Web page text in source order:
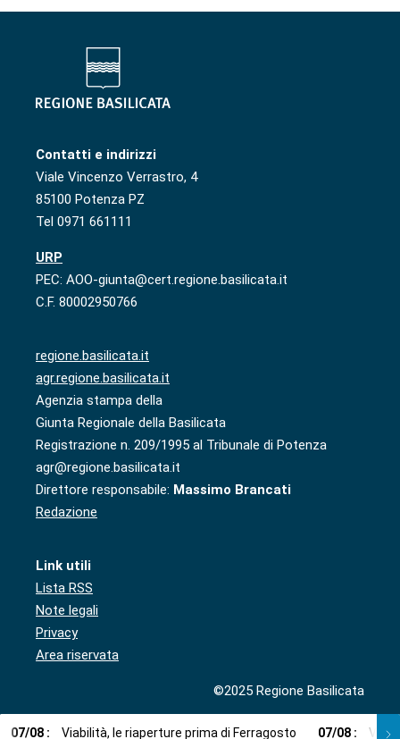
Contatti e indirizzi
Viale Vincenzo Verrastro, 4
85100 Potenza PZ
Tel 0971 661111
URP
PEC: AOO-giunta@cert.regione.basilicata.it
C.F. 80002950766
regione.basilicata.it
agr.regione.basilicata.it
Agenzia stampa della
Giunta Regionale della Basilicata
Registrazione n. 209/1995 al Tribunale di Potenza
agr@regione.basilicata.it
Direttore responsabile: Massimo Brancati
Redazione
Link utili
Lista RSS
Note legali
Privacy
Area riservata
©2025 Regione Basilicata
07/08 : Viabilità, le riaperture prima di Ferragosto 07/08 : Via